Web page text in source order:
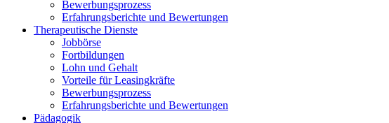
Bewerbungsprozess
Erfahrungsberichte und Bewertungen
Therapeutische Dienste
Jobbörse
Fortbildungen
Lohn und Gehalt
Vorteile für Leasingkräfte
Bewerbungsprozess
Erfahrungsberichte und Bewertungen
Pädagogik